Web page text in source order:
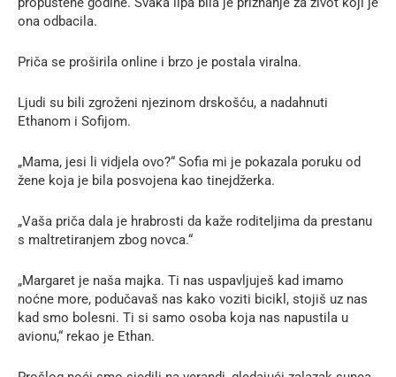
ona odbacila.
Priča se proširila online i brzo je postala viralna.
Ljudi su bili zgroženi njezinom drskošću, a nadahnuti
Ethanom i Sofijom.
„Mama, jesi li vidjela ovo?“ Sofia mi je pokazala poruku od
žene koja je bila posvojena kao tinejdžerka.
„Vaša priča dala je hrabrosti da kaže roditeljima da prestanu
s maltretiranjem zbog novca.“
„Margaret je naša majka. Ti nas uspavljuješ kad imamo
noćne more, podučavaš nas kako voziti bicikl, stojiš uz nas
kad smo bolesni. Ti si samo osoba koja nas napustila u
avionu,“ rekao je Ethan.